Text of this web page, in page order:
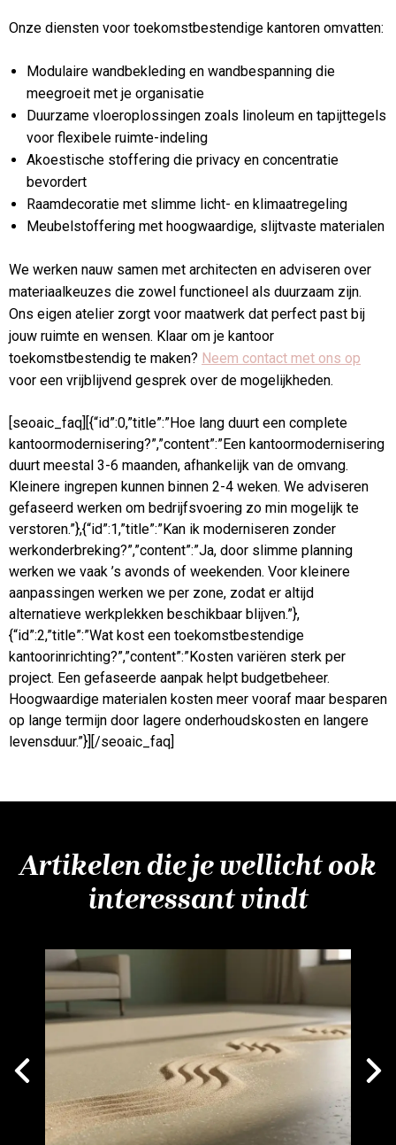
Onze diensten voor toekomstbestendige kantoren omvatten:
Modulaire wandbekleding en wandbespanning die
meegroeit met je organisatie
Duurzame vloeroplossingen zoals linoleum en tapijttegels
voor flexibele ruimte-indeling
Akoestische stoffering die privacy en concentratie
bevordert
Raamdecoratie met slimme licht- en klimaatregeling
Meubelstoffering met hoogwaardige, slijtvaste materialen
We werken nauw samen met architecten en adviseren over
materiaalkeuzes die zowel functioneel als duurzaam zijn.
Ons eigen atelier zorgt voor maatwerk dat perfect past bij
jouw ruimte en wensen. Klaar om je kantoor
toekomstbestendig te maken? Neem contact met ons op
voor een vrijblijvend gesprek over de mogelijkheden.
[seoaic_faq][{“id”:0,”title”:”Hoe lang duurt een complete
kantoormodernisering?”,”content”:”Een kantoormodernisering
duurt meestal 3-6 maanden, afhankelijk van de omvang.
Kleinere ingrepen kunnen binnen 2-4 weken. We adviseren
gefaseerd werken om bedrijfsvoering zo min mogelijk te
verstoren.”},{“id”:1,”title”:”Kan ik moderniseren zonder
werkonderbreking?”,”content”:”Ja, door slimme planning
werken we vaak ’s avonds of weekenden. Voor kleinere
aanpassingen werken we per zone, zodat er altijd
alternatieve werkplekken beschikbaar blijven.”},
{“id”:2,”title”:”Wat kost een toekomstbestendige
kantoorinrichting?”,”content”:”Kosten variëren sterk per
project. Een gefaseerde aanpak helpt budgetbeheer.
Hoogwaardige materialen kosten meer vooraf maar besparen
op lange termijn door lagere onderhoudskosten en langere
levensduur.”}][/seoaic_faq]
Artikelen die je wellicht ook
interessant vindt
Next